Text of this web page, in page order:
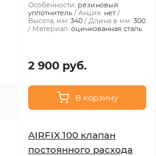
Особенности: резиновый
уплотнитель
Акция: нет
Высота, мм: 340 Длина в мм: 300
Материал: оцинкованная сталь
2 900 руб.
В корзину
AIRFIX 100 клапан
постоянного расхода